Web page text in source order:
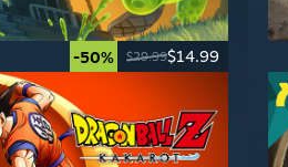
-50% $29.99$14.99